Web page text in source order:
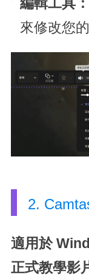
編輯工具：
來修改您
2.
適用於
正式教學影